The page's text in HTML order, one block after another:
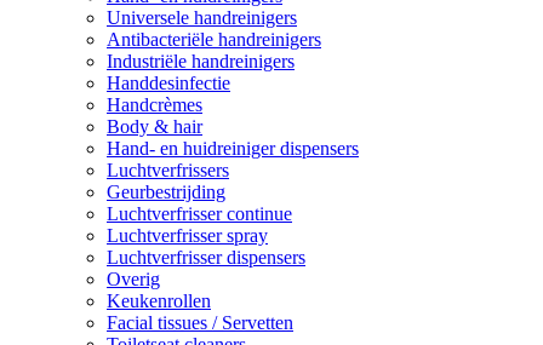
Universele handreinigers
Antibacteriële handreinigers
Industriële handreinigers
Handdesinfectie
Handcrèmes
Body & hair
Hand- en huidreiniger dispensers
Luchtverfrissers
Geurbestrijding
Luchtverfrisser continue
Luchtverfrisser spray
Luchtverfrisser dispensers
Overig
Keukenrollen
Facial tissues / Servetten